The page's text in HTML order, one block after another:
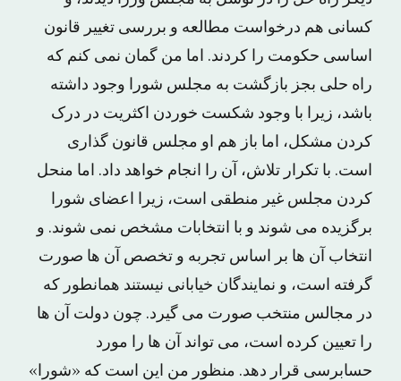
کسانی هم درخواست مطالعه و بررسی تغییر قانون
اساسی حکومت را کردند. اما من گمان نمی کنم که
راه حلی بجز بازگشت به مجلس شورا وجود داشته
باشد، زیرا با وجود شکست خوردن اکثریت در درک
کردن مشکل، اما باز هم او مجلس قانون گذاری
است. با تکرار تلاش، آن را انجام خواهد داد. اما منحل
کردن مجلس غیر منطقی است، زیرا اعضای شورا
برگزیده می شوند و با انتخابات مشخص نمی شوند. و
انتخاب آن ها بر اساس تجربه و تخصص آن ها صورت
گرفته است، و نمایندگان خیابانی نیستند همانطور که
در مجالس منتخب صورت می گیرد. چون دولت آن ها
را تعیین کرده است، می تواند آن ها را مورد
حسابرسی قرار دهد. منظور من این است که «شورا»